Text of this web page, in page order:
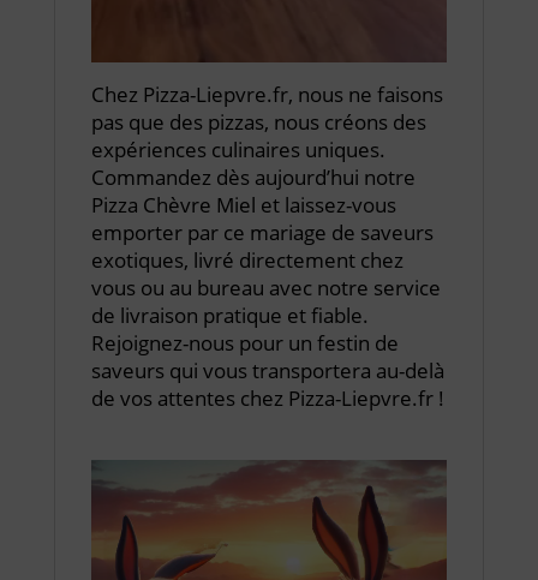
Chez Pizza-Liepvre.fr, nous ne faisons
pas que des pizzas, nous créons des
expériences culinaires uniques.
Commandez dès aujourd’hui notre
Pizza Chèvre Miel et laissez-vous
emporter par ce mariage de saveurs
exotiques, livré directement chez
vous ou au bureau avec notre service
de livraison pratique et fiable.
Rejoignez-nous pour un festin de
saveurs qui vous transportera au-delà
de vos attentes chez Pizza-Liepvre.fr !
vidéo